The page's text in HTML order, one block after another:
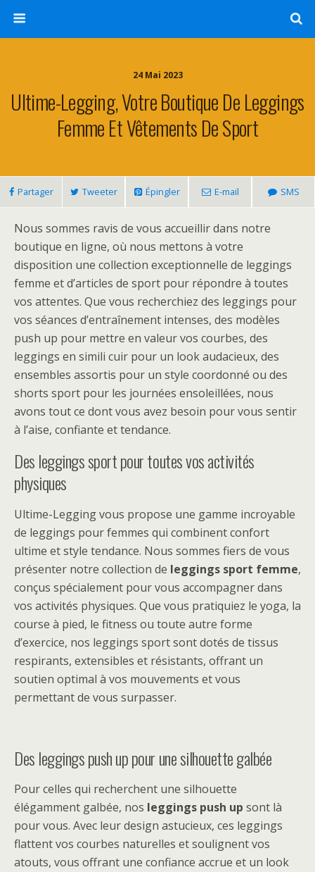
24 Mai 2023
Ultime-Legging, Votre Boutique De Leggings
Femme Et Vêtements De Sport
Partager Tweeter Épingler E-mail SMS
Nous sommes ravis de vous accueillir dans notre
boutique en ligne, où nous mettons à votre
disposition une collection exceptionnelle de leggings
femme et d’articles de sport pour répondre à toutes
vos attentes. Que vous recherchiez des leggings pour
vos séances d’entraînement intenses, des modèles
push up pour mettre en valeur vos courbes, des
leggings en simili cuir pour un look audacieux, des
ensembles assortis pour un style coordonné ou des
shorts sport pour les journées ensoleillées, nous
avons tout ce dont vous avez besoin pour vous sentir
à l’aise, confiante et tendance.
Des leggings sport pour toutes vos activités
physiques
Ultime-Legging vous propose une gamme incroyable
de leggings pour femmes qui combinent confort
ultime et style tendance. Nous sommes fiers de vous
présenter notre collection de leggings sport femme,
conçus spécialement pour vous accompagner dans
vos activités physiques. Que vous pratiquiez le yoga, la
course à pied, le fitness ou toute autre forme
d’exercice, nos leggings sport sont dotés de tissus
respirants, extensibles et résistants, offrant un
soutien optimal à vos mouvements et vous
permettant de vous surpasser.
Des leggings push up pour une silhouette galbée
Pour celles qui recherchent une silhouette
élégamment galbée, nos leggings push up sont là
pour vous. Avec leur design astucieux, ces leggings
flattent vos courbes naturelles et soulignent vos
atouts, vous offrant une confiance accrue et un look